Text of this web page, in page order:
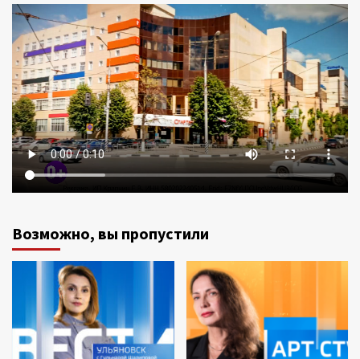
Возможно, вы пропустили